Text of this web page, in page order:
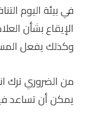
في بيئة اليوم
الإيقاع بشأن
وكذلك يفعل
من الضروري ترك
يمكن أن تساعد